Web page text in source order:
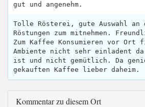
gut und angenehm.
Tolle Rösterei, gute Auswahl an
Röstungen zum mitnehmen.
Zum Kaffee Konsumieren vor Ort
Ambiente nicht sehr einladent da
ist und nicht gemütlich. Da
gekauften Kaffee lieber daheim.
Kommentar zu diesem Ort